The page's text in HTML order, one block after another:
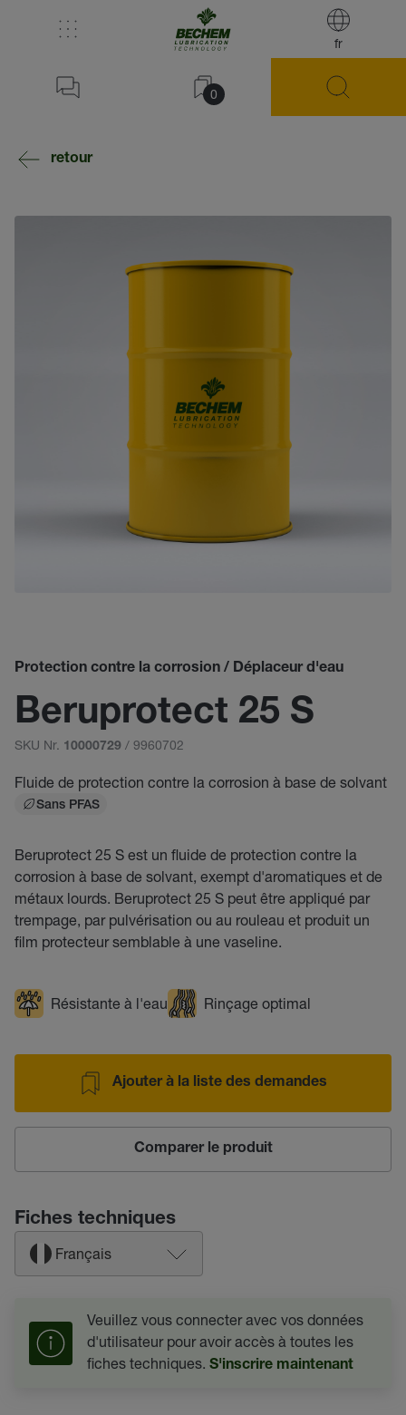
fr
0
retour
Protection contre la corrosion / Déplaceur d'eau
Beruprotect 25 S
SKU Nr. 10000729 / 9960702
Fluide de protection contre la corrosion à base de solvant
Sans PFAS
Beruprotect 25 S est un fluide de protection contre la
corrosion à base de solvant, exempt d'aromatiques et de
métaux lourds. Beruprotect 25 S peut être appliqué par
trempage, par pulvérisation ou au rouleau et produit un
film protecteur semblable à une vaseline.
Résistante à l'eau Rinçage optimal
Ajouter à la liste des demandes
Comparer le produit
Fiches techniques
Français
Veuillez vous connecter avec vos données
d'utilisateur pour avoir accès à toutes les
fiches techniques. S'inscrire maintenant